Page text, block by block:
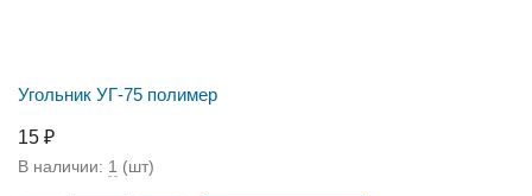
Угольник УГ-75 полимер
15 ₽
В наличии: 1 (шт)